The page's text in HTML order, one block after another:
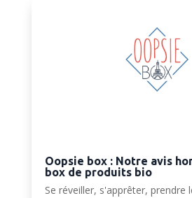
Oopsie box : Notre avis
box de produits bio
Se réveiller, s'apprêter, prendre